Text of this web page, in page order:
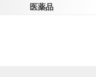
医薬品